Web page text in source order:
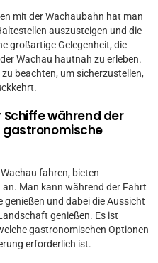
mit der Wachaubahn hat man
auszusteigen und die
großartige Gelegenheit, die
Wachau hautnah zu erleben.
beachten, um sicherzustellen,
Schiffe während der
gastronomische
fahren, bieten
Man kann während der Fahrt
genießen und dabei die Aussicht
genießen. Es ist
gastronomischen Optionen
erforderlich ist.